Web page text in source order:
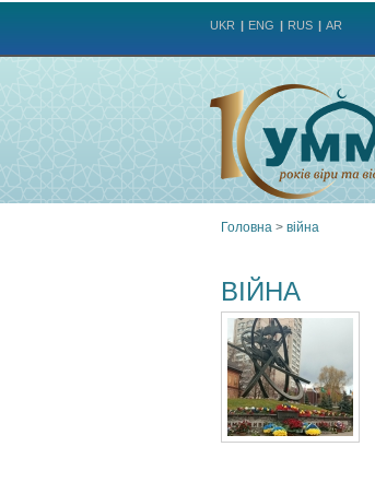
UKR ENG RUS AR
є
тут
Головна > війна
ВІЙНА